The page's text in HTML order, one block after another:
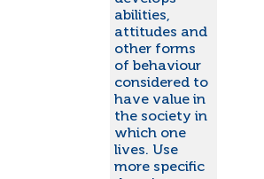
abilities,
attitudes and
other forms
of behaviour
considered to
have value in
the society in
which one
lives. Use
more specific